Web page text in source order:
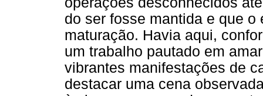
do ser fosse mantida e que
maturação. Havia aqui,
um trabalho pautado em amar
vibrantes manifestações de
destacar uma cena